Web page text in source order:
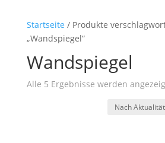
Startseite / Produkte
„Wandspiegel“
Wandspiegel
Alle 5 Ergebnisse werden